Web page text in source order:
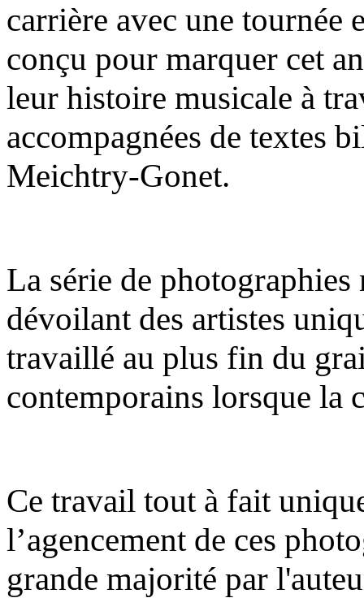
carrière avec une tournée
conçu pour marquer cet
leur histoire musicale à
accompagnées de textes
Meichtry-Gonet.
La série de
dévoilant des artistes
travaillé au plus fin du
contemporains lorsque
Ce travail tout à fait
l’agencement de ces
grande majorité par